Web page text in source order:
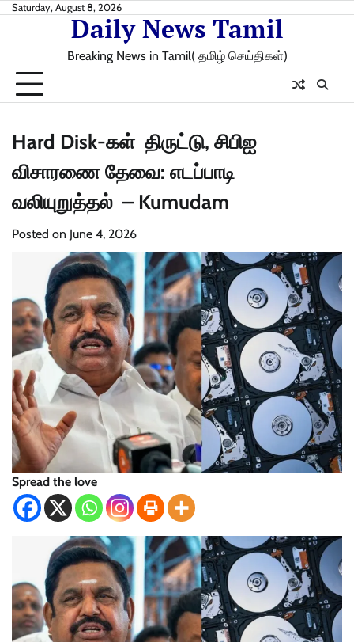
SkipSaturday, August 8, 2026
Daily News Tamil
Breaking News in Tamil( தமிழ் செய்திகள்)
Hard Disk-கள் திருட்டு, சிபிஐ
விசாரணை தேவை: எடப்பாடி
வலியுறுத்தல் – Kumudam
Posted on June 4, 2026
Spread the love